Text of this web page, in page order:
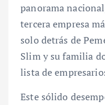
panorama
tercera empresa
solo detrás de
Slim y su familia
lista de
Este sólido